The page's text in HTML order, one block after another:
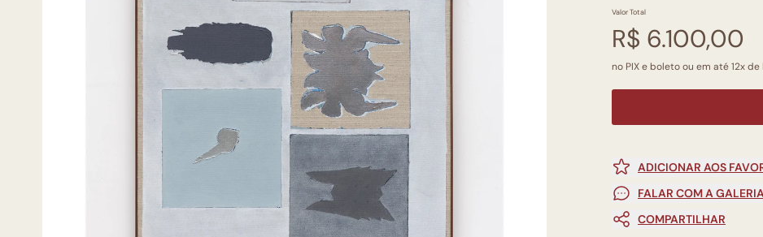
Valor Total
R$ 6.100,00
no PIX e boleto ou em até 12x de
ADICIONAR AOS
FALAR COM A
COMPARTILHAR